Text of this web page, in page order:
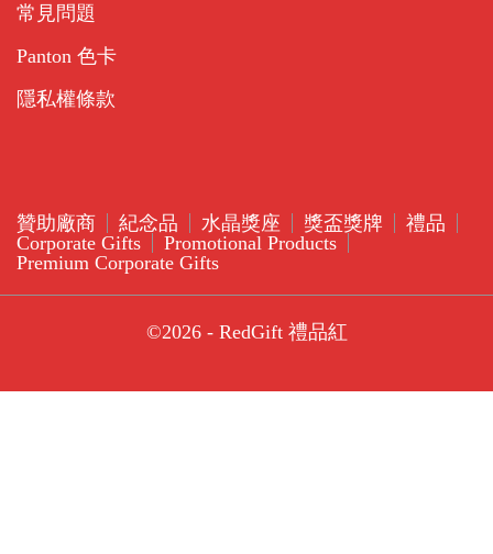
常見問題
Panton 色卡
隱私權條款
贊助廠商 紀念品 水晶獎座 獎盃獎牌
禮品
Corporate Gifts
Promotional Products
Premium Corporate Gifts
©2026 - RedGift 禮品紅